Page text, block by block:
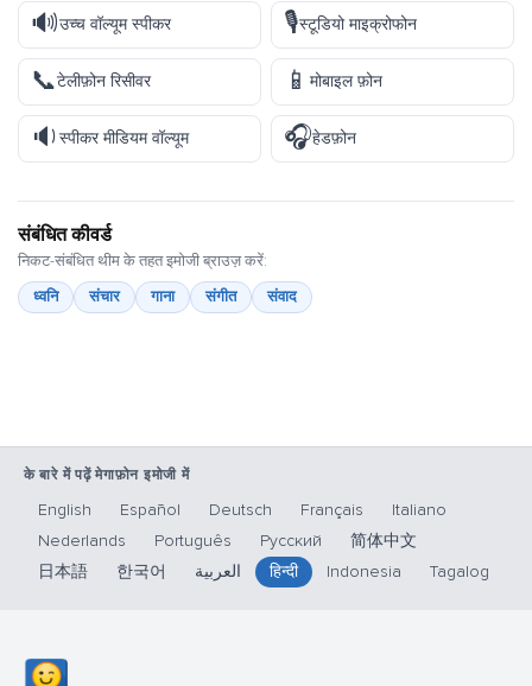
🔊उच्च वॉल्यूम स्पीकर 🎙️स्टूडियो माइक्रोफोन
📞टेलीफ़ोन रिसीवर 📱 मोबाइल फ़ोन
🔉स्पीकर मीडियम वॉल्यूम 🎧हेडफ़ोन
संबंधित कीवर्ड
निकट-संबंधित थीम के तहत इमोजी ब्राउज़ करें:
ध्वनि
संचार गाना संगीत संवाद
के बारे में पढ़ें मेगाफ़ोन इमोजी में
English Español Deutsch Français
Italiano
Nederlands
Português Русский
简体中文
日本語
한국어 العربية हिन्दी Indonesia Tagalog